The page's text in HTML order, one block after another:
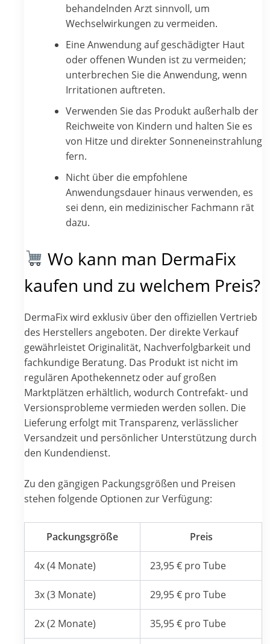
behandelnden Arzt sinnvoll, um
Wechselwirkungen zu vermeiden.
Eine Anwendung auf geschädigter Haut
oder offenen Wunden ist zu vermeiden;
unterbrechen Sie die Anwendung, wenn
Irritationen auftreten.
Verwenden Sie das Produkt außerhalb der
Reichweite von Kindern und halten Sie es
von Hitze und direkter Sonneneinstrahlung
fern.
Nicht über die empfohlene
Anwendungsdauer hinaus verwenden, es
sei denn, ein medizinischer Fachmann rät
dazu.
Wo kann man DermaFix
kaufen und zu welchem Preis?
DermaFix wird exklusiv über den offiziellen Vertrieb
des Herstellers angeboten. Der direkte Verkauf
gewährleistet Originalität, Nachverfolgbarkeit und
fachkundige Beratung. Das Produkt ist nicht im
regulären Apothekennetz oder auf großen
Marktplätzen erhältlich, wodurch Contrefakt- und
Versionsprobleme vermieden werden sollen. Die
Lieferung erfolgt mit Transparenz, verlässlicher
Versandzeit und persönlicher Unterstützung durch
den Kundendienst.
Zu den gängigen Packungsgrößen und Preisen
stehen folgende Optionen zur Verfügung:
Packungsgröße Preis
4x (4 Monate) 23,95 € pro Tube
3x (3 Monate) 29,95 € pro Tube
2x (2 Monate) 35,95 € pro Tube